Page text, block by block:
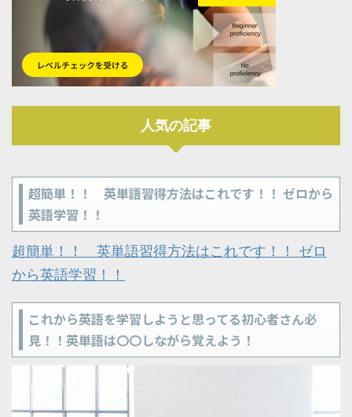
人気の記事
超簡単！！ 英単語習得方法はこれです！！ ゼロから
英語学習！！
超簡単！！ 英単語習得方法はこれです！！ ゼロ
から英語学習！！
これから英語を学習しようと思ってる初心者さん必
見！！英単語は〇〇しながら覚えよう！